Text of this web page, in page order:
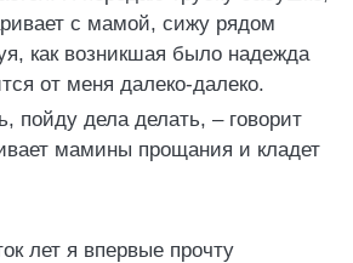
с мамой, сижу рядом
как возникшая было надежда
от меня далеко-далеко.
пойду дела делать, – говорит
мамины прощания и кладет
лет я впервые прочту